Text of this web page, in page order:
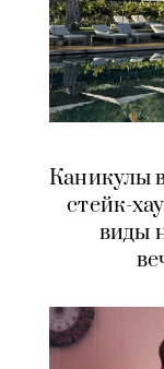
Каникулы
стейк-
виды